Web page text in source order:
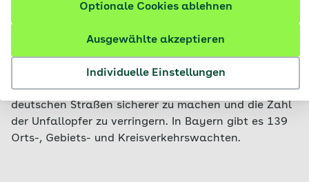
Individuelle Einstellungen
Ausgewählte akzeptieren
Optionale Cookies ablehnen
Das oberste Ziel der Landesverkehrswacht ist die
Verkehrssicherheit zu fördern und Verkehrsunfälle zu
verhüten. In den gemeinnützigen Verkehrswacht-
Organisationen engagieren sich bundesweit rund
60.000 Menschen, die meisten ehrenamtlich. Sie
leisten ihren Beitrag dazu, die Mobilität auf
deutschen Straßen sicherer zu machen und die Zahl
der Unfallopfer zu verringern. In Bayern gibt es 139
Orts-, Gebiets- und Kreisverkehrswachten.